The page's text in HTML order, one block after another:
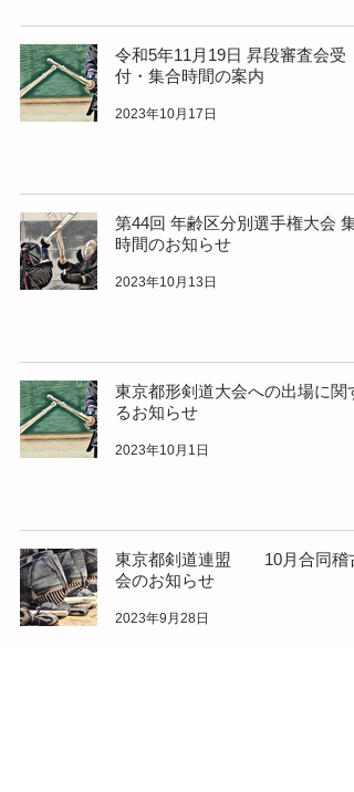
令和5年11月19日 昇段審査会受
付・集合時間の案内
2023年10月17日
第44回 年齢区分別選手権大会 集
時間のお知らせ
2023年10月13日
東京都形剣道大会への出場に関す
るお知らせ
2023年10月1日
東京都剣道連盟 10月合同稽
会のお知らせ
2023年9月28日